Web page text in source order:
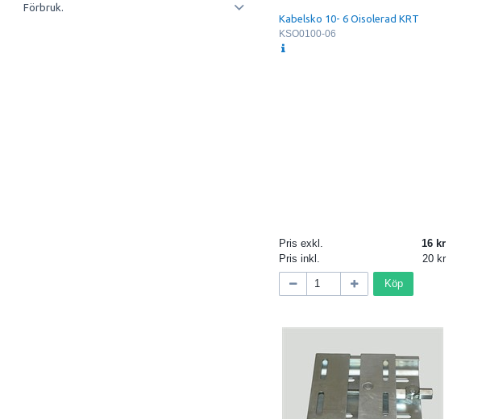
Förbruk.
Kabelsko 10- 6 Oisolerad KRT
KSO0100-06
Pris exkl.
16
Pris inkl.
20
Köp